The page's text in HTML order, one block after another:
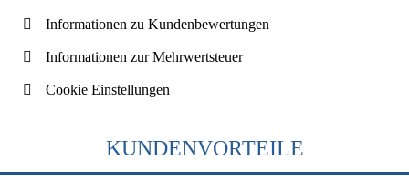
Informationen zu Kundenbewertungen
Informationen zur Mehrwertsteuer
Cookie Einstellungen
KUNDENVORTEILE